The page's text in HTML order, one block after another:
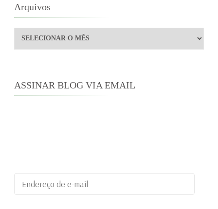
Arquivos
Arquivos
ASSINAR BLOG VIA EMAIL
Endereço
de